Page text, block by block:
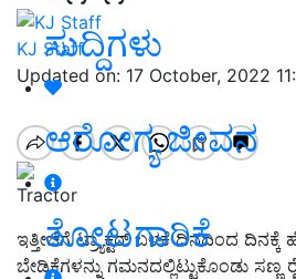
ಸುದ್ದಿಗಳು
ಆರೋಗ್ಯ ಜೀವನ
ತೋಟಗಾರಿಕೆ
KJ Staff
Updated on: 17 October, 2022
Tractor
ಇತ್ತೀಚೆಗೆ ಟ್ರ್ಯಾಕ್ಟರ್ ಬಳಕೆ ದಿನದಿಂದ ದಿನಕ್ಕೆ
ಬೇಡಿಕೆಗಳನ್ನು ಗಮನದಲ್ಲಿಟ್ಟುಕೊಂಡು ಸಣ್ಣ